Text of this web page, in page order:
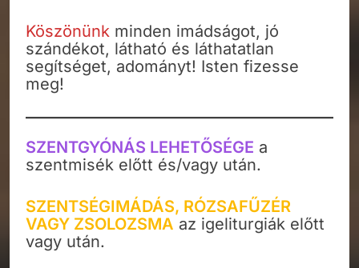
Köszönünk minden imádságot, jó
szándékot, látható és láthatatlan
segítséget, adományt! Isten fizesse
meg!
SZENTGYÓNÁS LEHETŐSÉGE a
szentmisék előtt és/vagy után.
SZENTSÉGIMÁDÁS, RÓZSAFŰZÉR
VAGY ZSOLOZSMA az igeliturgiák előtt
vagy után.